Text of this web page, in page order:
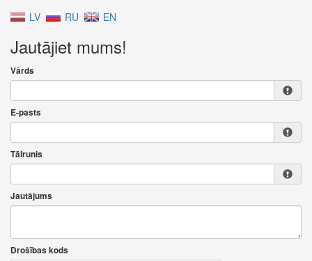
LV RU EN
Jautājiet mums!
Vārds
E-pasts
Tālrunis
Jautājums
Drošības kods